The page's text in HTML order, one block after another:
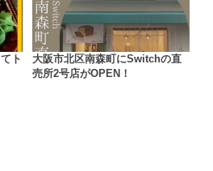
ト
大阪市北区南森町にSwitchの直
売所2号店がOPEN！